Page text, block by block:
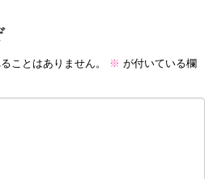
ことはありません。 ※ が付いている欄